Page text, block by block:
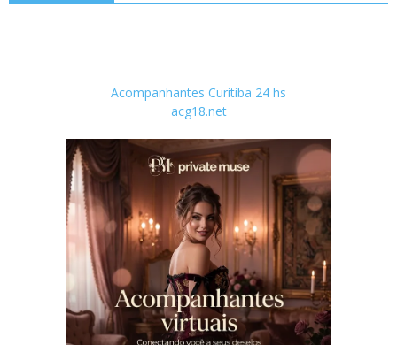
Acompanhantes Curitiba 24 hs
acg18.net